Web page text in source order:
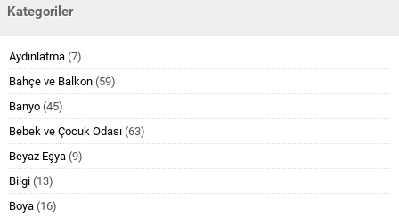
Kategoriler
Aydınlatma (7)
Bahçe ve Balkon (59)
Banyo (45)
Bebek ve Çocuk Odası (63)
Beyaz Eşya (9)
Bilgi (13)
Boya (16)